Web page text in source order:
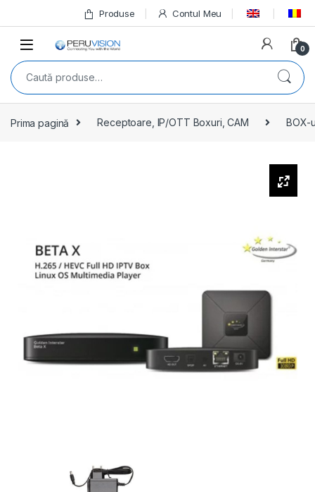
Produse Contul Meu
0
Prima pagină Receptoare, IP/OTT Boxuri, CAM BOX-